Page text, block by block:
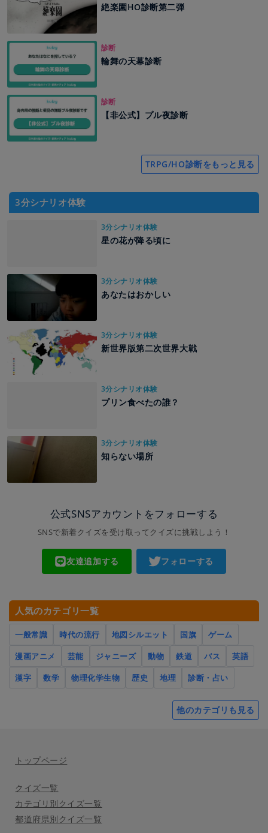
絶楽園HO診断第二弾
診断
輪舞の天幕診断
診断
【非公式】プル夜診断
TRPG/HO診断をもっと見る
3分シナリオ体験
3分シナリオ体験
星の花が降る頃に
3分シナリオ体験
あなたはおかしい
3分シナリオ体験
新世界版第二次世界大戦
3分シナリオ体験
プリン食べたの誰？
3分シナリオ体験
知らない場所
公式SNSアカウントをフォローする
SNSで新着クイズを受け取ってクイズに挑戦しよう！
友達追加する フォローする
人気のカテゴリ一覧
一般常識 時代の流行 地図シルエット 国旗
ゲーム
漫画アニメ
芸能 ジャニーズ 動物 鉄道 バス
英語
漢字
数学 物理化学生物 歴史 地理 診断・占い
他のカテゴリも見る
トップページ
クイズ一覧
カテゴリ別クイズ一覧
都道府県別クイズ一覧